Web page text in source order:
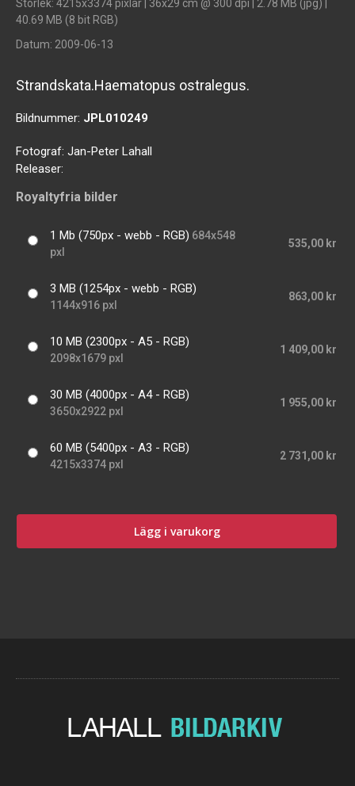
Storlek: 4215x3374 pixlar | 36x29 cm @ 300 dpi | 2.78 MB (jpg) |
40.69 MB (8 bit RGB)
Datum: 2009-06-13
Strandskata.Haematopus ostralegus.
Bildnummer: JPL010249
Fotograf: Jan-Peter Lahall
Releaser:
Royaltyfria bilder
1 Mb (750px - webb - RGB) 684x548
pxl
535,00 kr
3 MB (1254px - webb - RGB)
1144x916 pxl
863,00 kr
10 MB (2300px - A5 - RGB)
2098x1679 pxl
1 409,00 kr
30 MB (4000px - A4 - RGB)
3650x2922 pxl
1 955,00 kr
60 MB (5400px - A3 - RGB)
4215x3374 pxl
2 731,00 kr
Lägg i varukorg